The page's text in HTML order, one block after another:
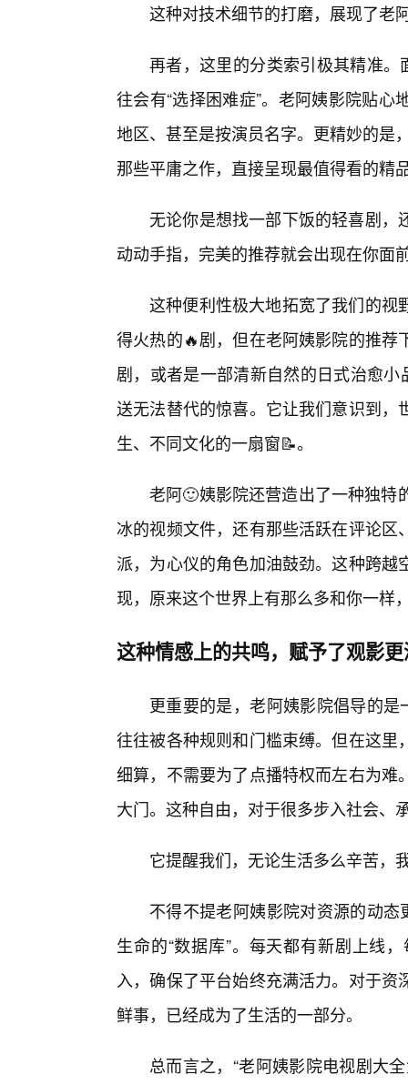
这种对技术细节的打磨，展现了老
再者，这里的分类索引极其精准。
往会有“选择困难症”。老阿姨影院贴
地区、甚至是按演员名字。更精妙的是
那些平庸之作，直接呈现最值得看的精
无论你是想找一部下饭的轻喜剧
动动手指，完美的推荐就会出现在你面
这种便利性极大地拓宽了我们的视
得火热的🔥剧，但在老阿姨影院的推
剧，或者是一部清新自然的日式治愈
送无法替代的惊喜。它让我们意识到
生、不同文化的一扇窗📝。
老阿🙂姨影院还营造出了一种独特
冰的视频文件，还有那些活跃在评论
派，为心仪的角色加油鼓劲。这种跨
现，原来这个世界上有那么多和你一样
这种情感上的共鸣，赋予了观影
更重要的是，老阿姨影院倡导的是
往往被各种规则和门槛束缚。但在这
细算，不需要为了点播特权而左右为
大门。这种自由，对于很多步入社会、
它提醒我们，无论生活多么辛苦，
不得不提老阿姨影院对资源的动态
生命的“数据库”。每天都有新剧上线
入，确保了平台始终充满活力。对于
鲜事，已经成为了生活的一部分。
总而言之，“老阿姨影院电视剧大